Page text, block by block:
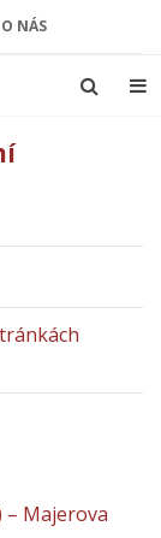
O NÁS
– Majerova